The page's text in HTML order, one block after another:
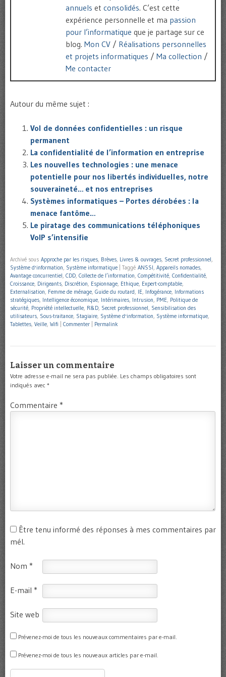
annuels et consolidés. C’est cette
expérience personnelle et ma passion
pour l’informatique que je partage sur ce
blog. Mon CV / Réalisations personnelles
et projets informatiques / Ma collection /
Me contacter
Autour du même sujet :
Vol de données confidentielles : un risque
permanent
La confidentialité de l’information en entreprise
Les nouvelles technologies : une menace
potentielle pour nos libertés individuelles, notre
souveraineté… et nos entreprises
Systèmes informatiques – Portes dérobées : la
menace fantôme…
Le piratage des communications téléphoniques
VoIP s’intensifie
Archivé sous Approche par les risques, Brèves, Livres & ouvrages, Secret professionnel,
Système d'information, Système informatique Taggé ANSSI, Appareils nomades,
Avantage concurrentiel, CDD, Collecte de l’information, Compétitivité, Confidentialité,
Croissance, Dirigeants, Discrétion, Espionnage, Ethique, Expert-comptable,
Externalisation, Femme de ménage, Guide du routard, IE, Infogérance, Informations
stratégiques, Intelligence économique, Intérimaires, Intrusion, PME, Politique de
sécurité, Propriété intellectuelle, R&D, Secret professionnel, Sensibilisation des
utilisateurs, Sous-traitance, Stagiaire, Système d'information, Système informatique,
Tablettes, Veille, Wifi Commenter Permalink
Laisser un commentaire
Votre adresse e-mail ne sera pas publiée. Les champs obligatoires sont
indiqués avec *
Commentaire *
Être tenu informé des réponses à mes commentaires par
mél.
Nom *
E-mail *
Site web
Prévenez-moi de tous les nouveaux commentaires par e-mail.
Prévenez-moi de tous les nouveaux articles par e-mail.